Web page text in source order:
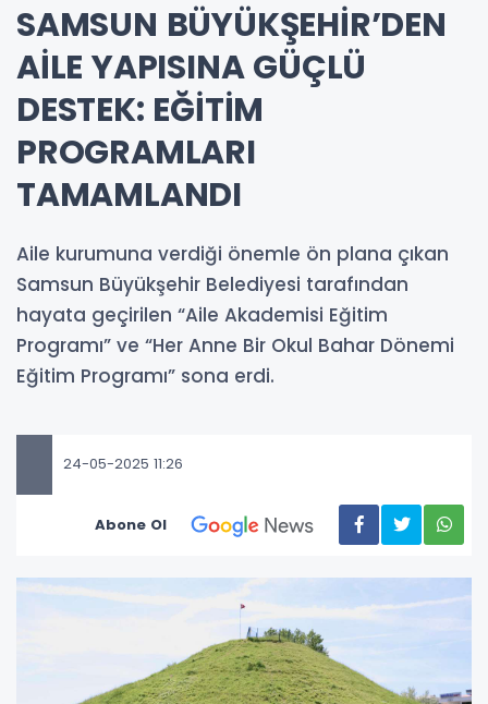
SAMSUN BÜYÜKŞEHİR’DEN
AİLE YAPISINA GÜÇLÜ
DESTEK: EĞİTİM
PROGRAMLARI
TAMAMLANDI
Aile kurumuna verdiği önemle ön plana çıkan
Samsun Büyükşehir Belediyesi tarafından
hayata geçirilen “Aile Akademisi Eğitim
Programı” ve “Her Anne Bir Okul Bahar Dönemi
Eğitim Programı” sona erdi.
24-05-2025 11:26
Abone Ol